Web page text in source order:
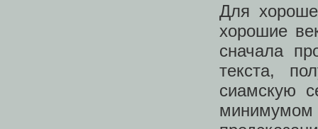
Для
хорошие
сначала
текста,
сиамскую